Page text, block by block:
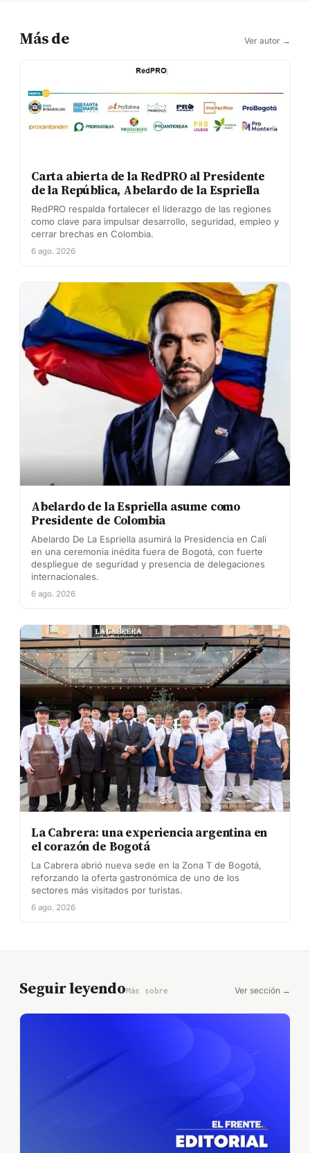
Más de Ver autor →
Carta abierta de la RedPRO al Presidente
de la República, Abelardo de la Espriella
RedPRO respalda fortalecer el liderazgo de las regiones
como clave para impulsar desarrollo, seguridad, empleo y
cerrar brechas en Colombia.
6 ago. 2026
Abelardo de la Espriella asume como
Presidente de Colombia
Abelardo De La Espriella asumirá la Presidencia en Cali
en una ceremonia inédita fuera de Bogotá, con fuerte
despliegue de seguridad y presencia de delegaciones
internacionales.
6 ago. 2026
La Cabrera: una experiencia argentina en
el corazón de Bogotá
La Cabrera abrió nueva sede en la Zona T de Bogotá,
reforzando la oferta gastronómica de uno de los
sectores más visitados por turistas.
6 ago. 2026
Seguir leyendoMás sobre Ver sección →